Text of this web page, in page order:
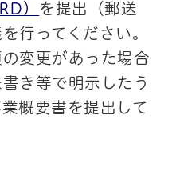
） を提出（郵送
行ってください。
変更があった場合
き等で明示したう
概要書を提出して